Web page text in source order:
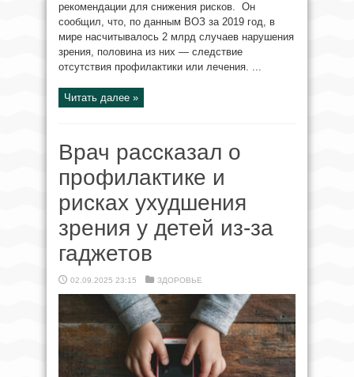
рекомендации для снижения рисков. Он
сообщил, что, по данным ВОЗ за 2019 год, в
мире насчитывалось 2 млрд случаев нарушения
зрения, половина из них — следствие
отсутствия профилактики или лечения. ...
Читать далее »
Врач рассказал о
профилактике и
рисках ухудшения
зрения у детей из-за
гаджетов
02.09.2025 23:15 ЗДОРОВЬЕ